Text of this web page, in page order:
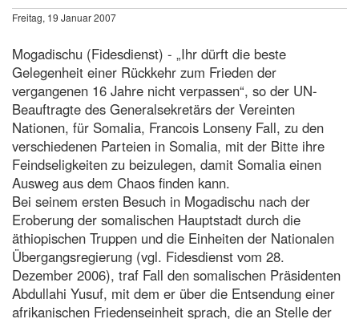
Freitag, 19 Januar 2007
Mogadischu (Fidesdienst) - „Ihr dürft die beste
Gelegenheit einer Rückkehr zum Frieden der
vergangenen 16 Jahre nicht verpassen“, so der UN-
Beauftragte des Generalsekretärs der Vereinten
Nationen, für Somalia, Francois Lonseny Fall, zu den
verschiedenen Parteien in Somalia, mit der Bitte ihre
Feindseligkeiten zu beizulegen, damit Somalia einen
Ausweg aus dem Chaos finden kann.
Bei seinem ersten Besuch in Mogadischu nach der
Eroberung der somalischen Hauptstadt durch die
äthiopischen Truppen und die Einheiten der Nationalen
Übergangsregierung (vgl. Fidesdienst vom 28.
Dezember 2006), traf Fall den somalischen Präsidenten
Abdullahi Yusuf, mit dem er über die Entsendung einer
afrikanischen Friedenseinheit sprach, die an Stelle der